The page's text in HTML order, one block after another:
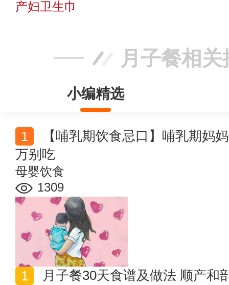
产妇卫生巾
月子餐相关
小编精选
万别吃
母婴饮食
1309
月子餐30天食谱及做法 顺产和